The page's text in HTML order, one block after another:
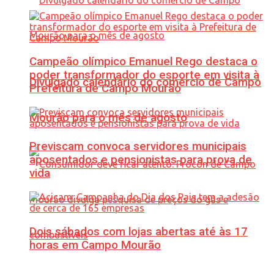
Divulgado calendário do comércio de Campo
Mourão para o mês de agosto
Campeão olímpico Emanuel Rego destaca o
poder transformador do esporte em visita à
Prefeitura de Campo Mourão
Previscam convoca servidores municipais
aposentados e pensionistas para prova de
vida
Dois sábados com lojas abertas até às 17
horas em Campo Mourão